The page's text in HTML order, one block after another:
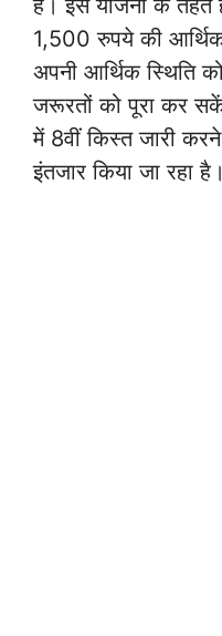
है। इस योजना के तहत
1,500 रुपये की
अपनी आर्थिक स्थिति
जरूरतों को पूरा कर
में 8वीं किस्त जारी
इंतजार किया जा रहा है।